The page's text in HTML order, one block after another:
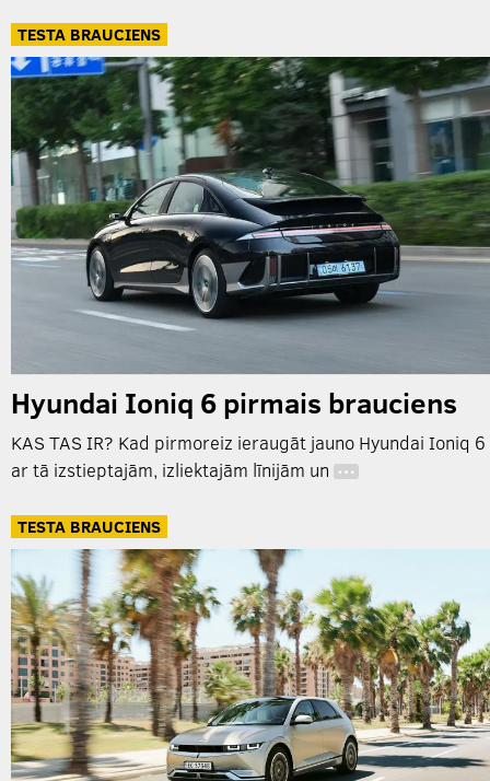
TESTA BRAUCIENS
Hyundai Ioniq 6 pirmais brauciens
KAS TAS IR? Kad pirmoreiz ieraugāt jauno Hyundai Ioniq 6
ar tā izstieptajām, izliektajām līnijām un …
TESTA BRAUCIENS